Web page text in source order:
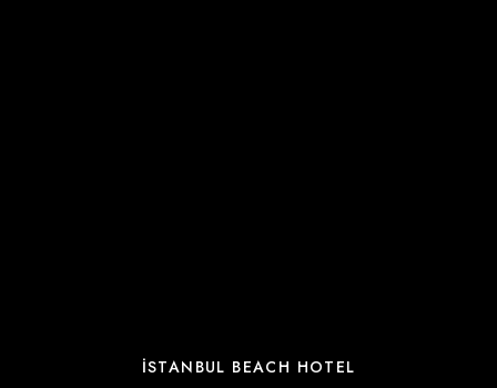
İSTANBUL BEACH HOTEL